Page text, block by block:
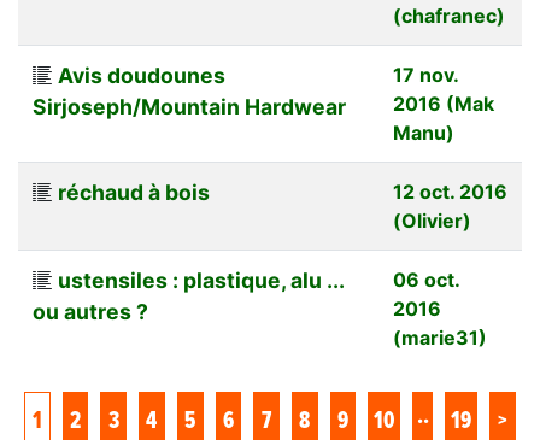
(chafranec)
Avis doudounes
Sirjoseph/Mountain Hardwear
17 nov.
2016 (Mak
Manu)
réchaud à bois
12 oct. 2016
(Olivier)
ustensiles : plastique, alu ...
ou autres ?
06 oct.
2016
(marie31)
1 2 3 4 5 6 7 8 9 10 .. 19 >